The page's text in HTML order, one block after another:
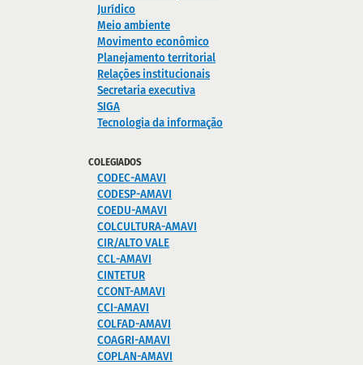
Jurídico
Meio ambiente
Movimento econômico
Planejamento territorial
Relações institucionais
Secretaria executiva
SIGA
Tecnologia da informação
COLEGIADOS
CODEC-AMAVI
CODESP-AMAVI
COEDU-AMAVI
COLCULTURA-AMAVI
CIR/ALTO VALE
CCL-AMAVI
CINTETUR
CCONT-AMAVI
CCI-AMAVI
COLFAD-AMAVI
COAGRI-AMAVI
COPLAN-AMAVI